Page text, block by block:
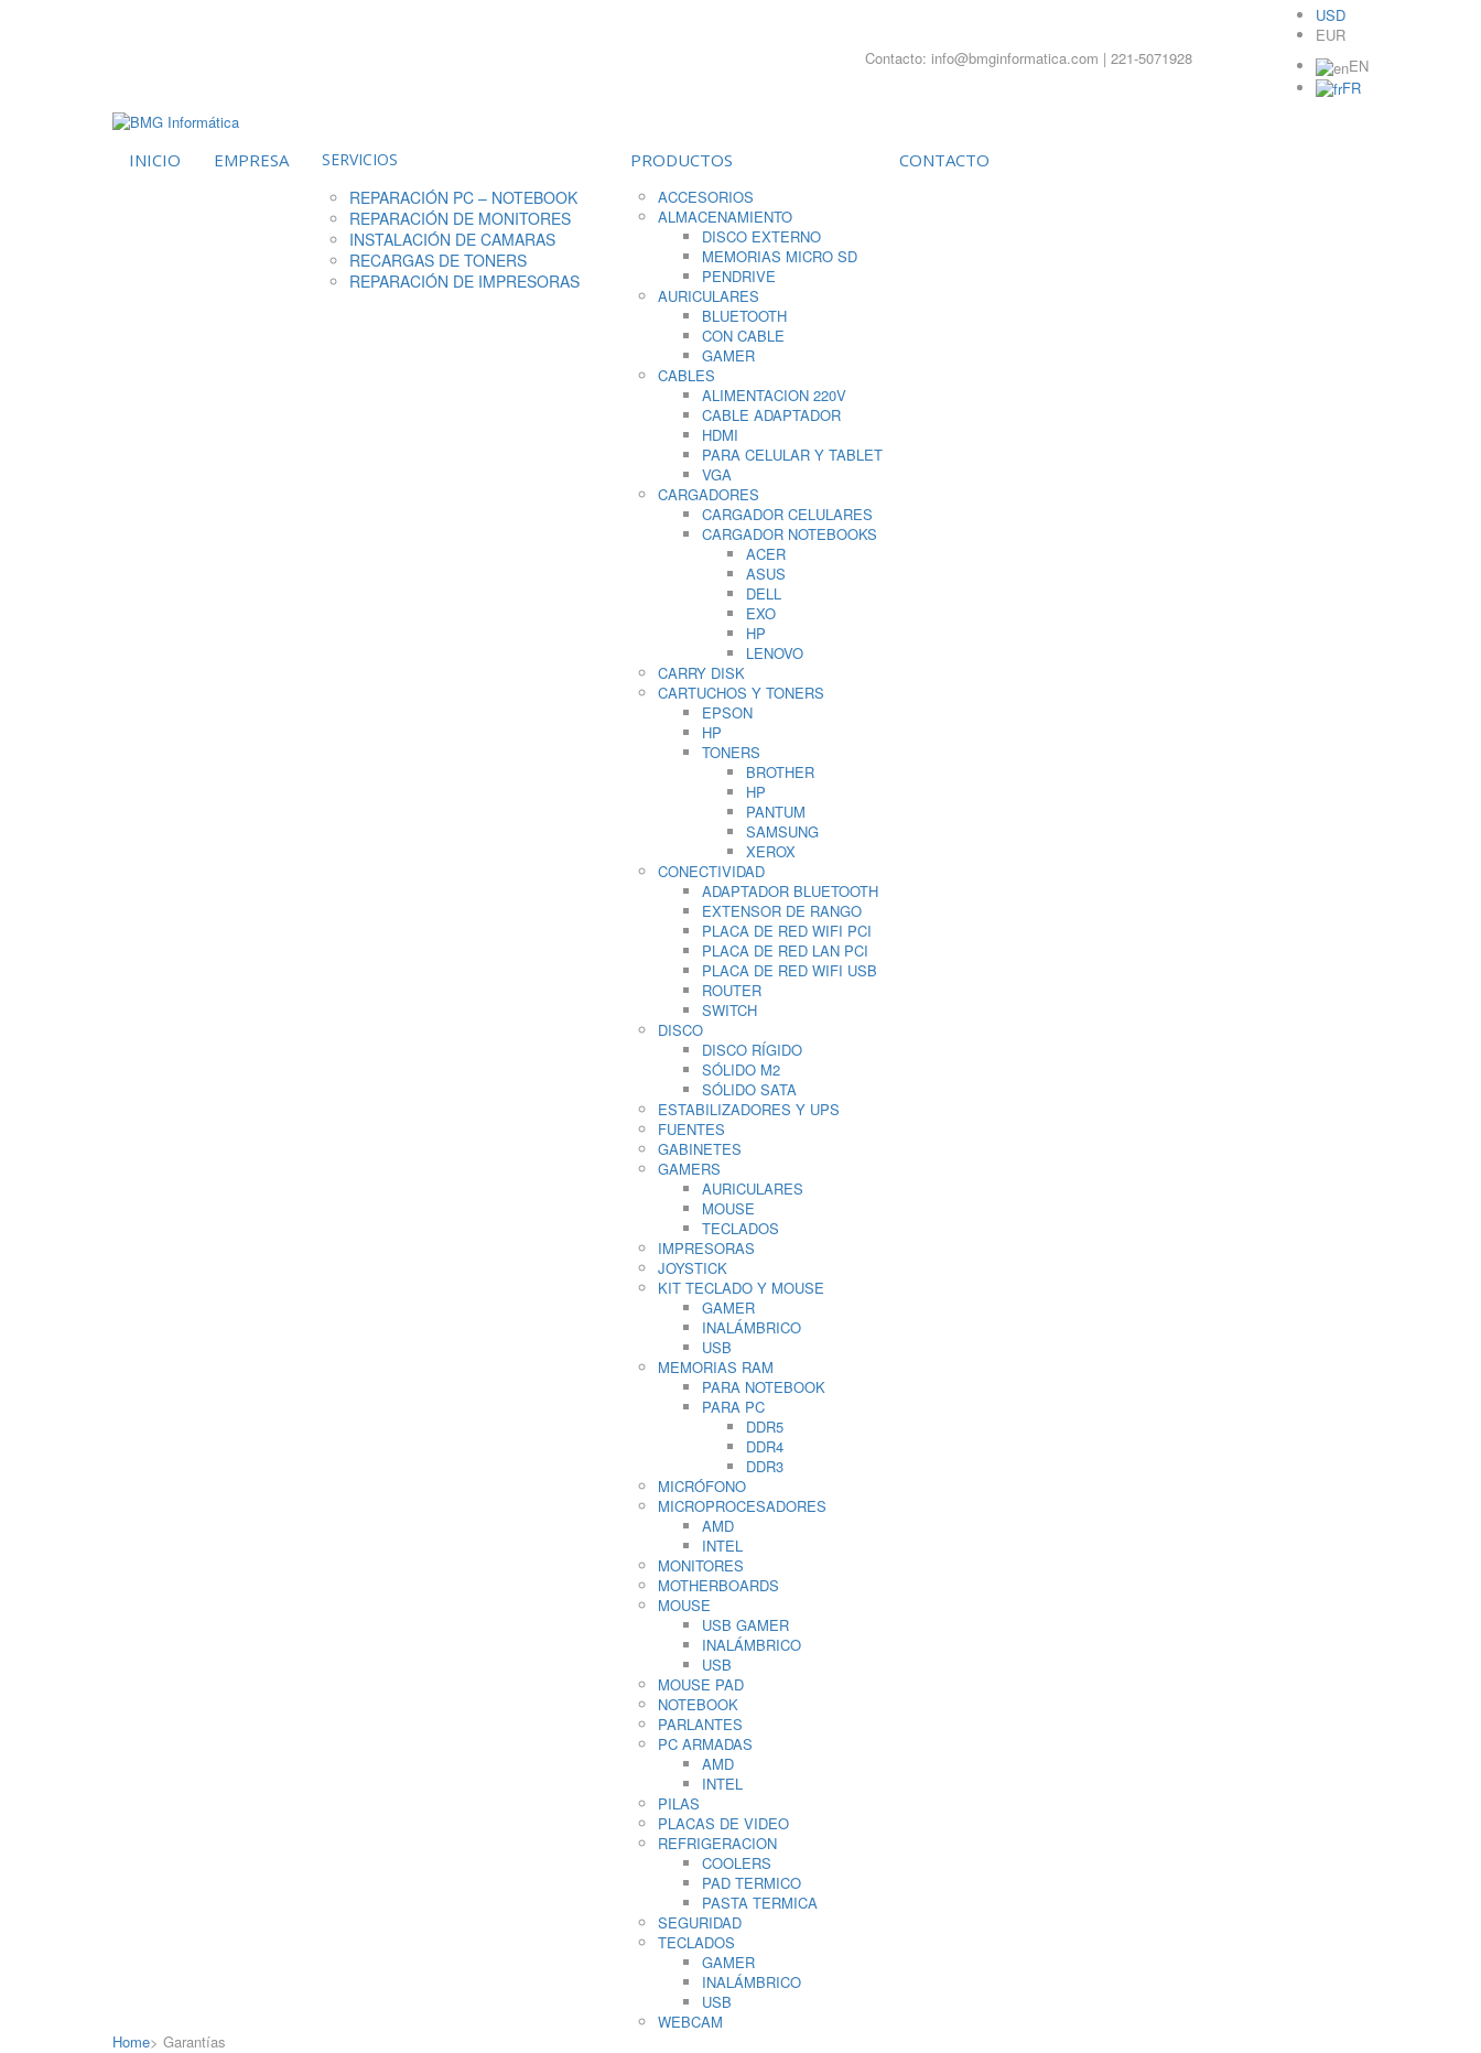
WhatsApp
Instagram
Facebook
Contacto: info@bmginformatica.com | 221-5071928
USD
EUR
EN
FR
INICIO EMPRESA SERVICIOS
REPARACIÓN PC – NOTEBOOK
REPARACIÓN DE MONITORES
INSTALACIÓN DE CAMARAS
RECARGAS DE TONERS
REPARACIÓN DE IMPRESORAS
PRODUCTOS
ACCESORIOS
ALMACENAMIENTO
DISCO EXTERNO
MEMORIAS MICRO SD
PENDRIVE
AURICULARES
BLUETOOTH
CON CABLE
GAMER
CABLES
ALIMENTACION 220V
CABLE ADAPTADOR
HDMI
PARA CELULAR Y TABLET
VGA
CARGADORES
CARGADOR CELULARES
CARGADOR NOTEBOOKS
ACER
ASUS
DELL
EXO
HP
LENOVO
CARRY DISK
CARTUCHOS Y TONERS
EPSON
HP
TONERS
BROTHER
HP
PANTUM
SAMSUNG
XEROX
CONECTIVIDAD
ADAPTADOR BLUETOOTH
EXTENSOR DE RANGO
PLACA DE RED WIFI PCI
PLACA DE RED LAN PCI
PLACA DE RED WIFI USB
ROUTER
SWITCH
DISCO
DISCO RÍGIDO
SÓLIDO M2
SÓLIDO SATA
ESTABILIZADORES Y UPS
FUENTES
GABINETES
GAMERS
AURICULARES
MOUSE
TECLADOS
IMPRESORAS
JOYSTICK
KIT TECLADO Y MOUSE
GAMER
INALÁMBRICO
USB
MEMORIAS RAM
PARA NOTEBOOK
PARA PC
DDR5
DDR4
DDR3
MICRÓFONO
MICROPROCESADORES
AMD
INTEL
MONITORES
MOTHERBOARDS
MOUSE
USB GAMER
INALÁMBRICO
USB
MOUSE PAD
NOTEBOOK
PARLANTES
PC ARMADAS
AMD
INTEL
PILAS
PLACAS DE VIDEO
REFRIGERACION
COOLERS
PAD TERMICO
PASTA TERMICA
SEGURIDAD
TECLADOS
GAMER
INALÁMBRICO
USB
WEBCAM
CONTACTO
Home> Garantías